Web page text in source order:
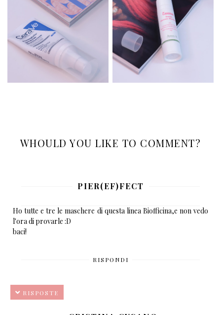
WHOULD YOU LIKE TO COMMENT?
PIER(EF)FECT
Ho tutte e tre le maschere di questa linea Biofficina,e non vedo
l'ora di provarle :D
baci!
RISPONDI
RISPOSTE